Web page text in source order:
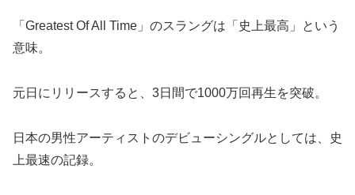
「Greatest Of All Time」のスラングは「史上最高」という
意味。
元日にリリースすると、3日間で1000万回再生を突破。
日本の男性アーティストのデビューシングルとしては、史
上最速の記録。